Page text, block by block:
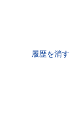
履歴を消す